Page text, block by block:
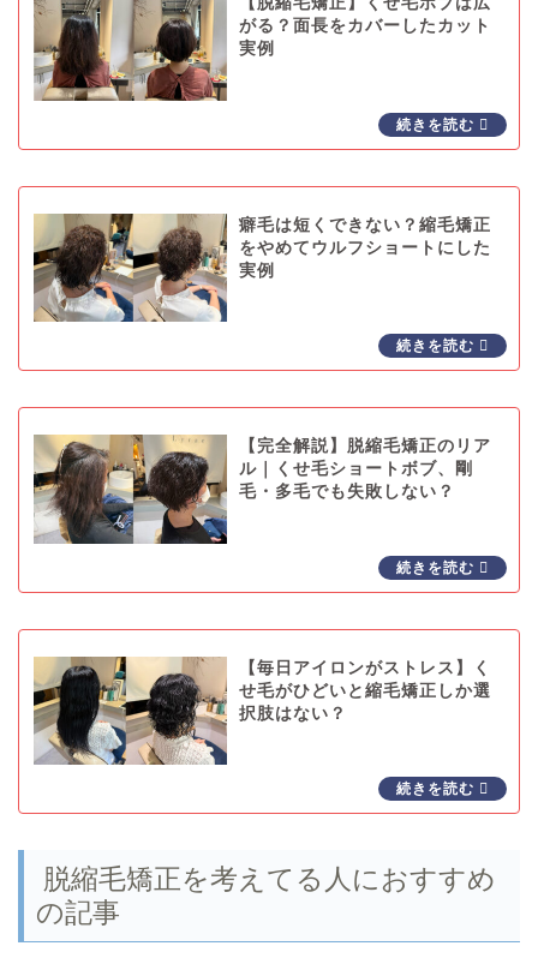
がる？面長をカバーしたカット
実例
癖毛は短くできない？縮毛矯正
をやめてウルフショートにした
実例
【完全解説】脱縮毛矯正のリア
ル｜くせ毛ショートボブ、剛
毛・多毛でも失敗しない？
【毎日アイロンがストレス】く
せ毛がひどいと縮毛矯正しか選
択肢はない？
脱縮毛矯正を考えてる人におすすめ
の記事